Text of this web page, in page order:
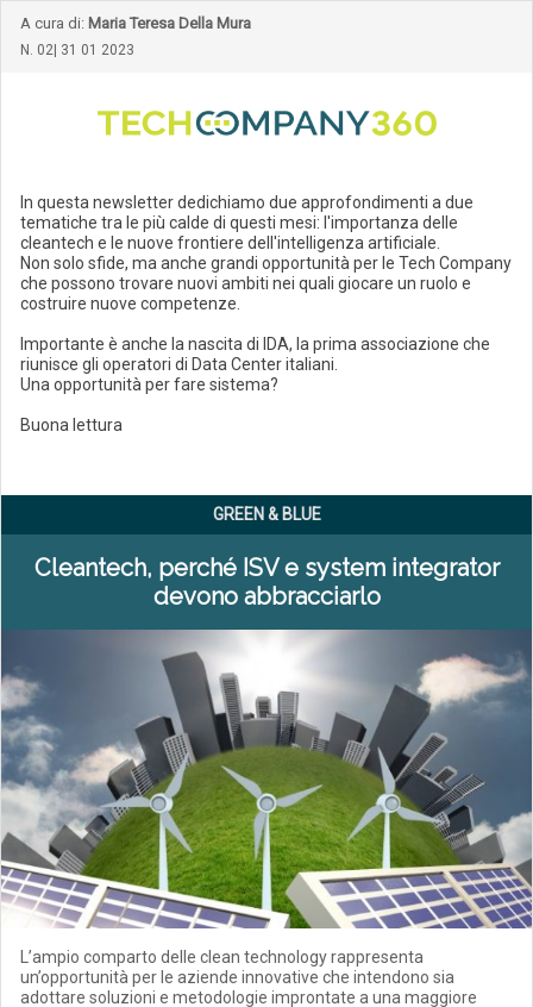
A cura di: Maria Teresa Della Mura
N. 02| 31 01 2023
In questa newsletter dedichiamo due approfondimenti a due
tematiche tra le più calde di questi mesi: l'importanza delle
cleantech e le nuove frontiere dell'intelligenza artificiale.
Non solo sfide, ma anche grandi opportunità per le Tech Company
che possono trovare nuovi ambiti nei quali giocare un ruolo e
costruire nuove competenze.
Importante è anche la nascita di IDA, la prima associazione che
riunisce gli operatori di Data Center italiani.
Una opportunità per fare sistema?
Buona lettura
GREEN & BLUE
Cleantech, perché ISV e system integrator
devono abbracciarlo
L’ampio comparto delle clean technology rappresenta
un’opportunità per le aziende innovative che intendono sia
adottare soluzioni e metodologie improntate a una maggiore